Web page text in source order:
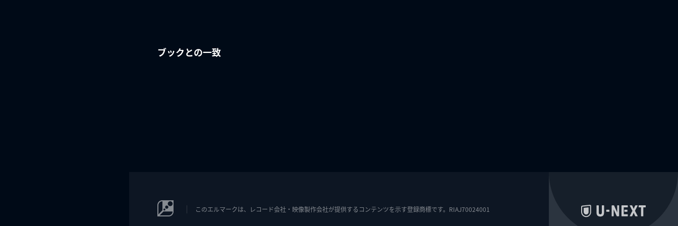
ブックとの一致
このエルマークは、レコード会社・映像製作会社が提供するコンテンツを示す登録商標です。RIAJ70024001